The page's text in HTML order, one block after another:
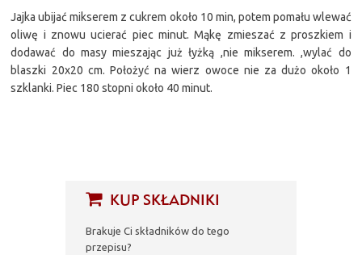
KUP SKŁADNIKI
Brakuje Ci składników do tego
przepisu?
Jajka ubijać mikserem z cukrem około 10 min, potem pomału wlewać
oliwę i znowu ucierać piec minut. Mąkę zmieszać z proszkiem i
dodawać do masy mieszając już łyżką ,nie mikserem. ,wylać do
blaszki 20x20 cm. Położyć na wierz owoce nie za dużo około 1
szklanki. Piec 180 stopni około 40 minut.